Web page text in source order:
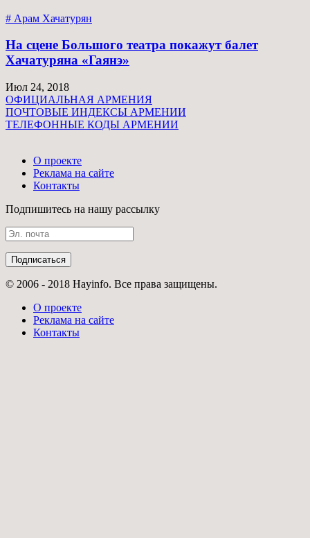
# Арам Хачатурян
На сцене Большого театра покажут балет
Хачатуряна «Гаянэ»
Июл 24, 2018
ОФИЦИАЛЬНАЯ АРМЕНИЯ
ПОЧТОВЫЕ ИНДЕКСЫ АРМЕНИИ
ТЕЛЕФОННЫЕ КОДЫ АРМЕНИИ
О проекте
Реклама на сайте
Контакты
Подпишитесь на нашу рассылку
© 2006 - 2018 Hayinfo. Все права защищены.
О проекте
Реклама на сайте
Контакты